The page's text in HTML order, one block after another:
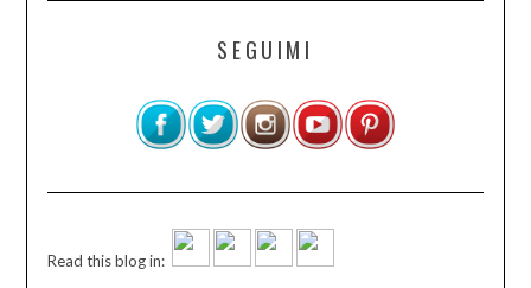
SEGUIMI
Read this blog in: